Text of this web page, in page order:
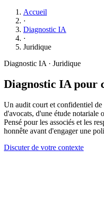
Accueil
·
Diagnostic IA
·
Juridique
Diagnostic IA · Juridique
Diagnostic IA pour
Un audit court et confidentiel
d'avocats, d'une étude notariale
Pensé pour les associés et les
honnête avant d'engager une
Discuter de votre contexte